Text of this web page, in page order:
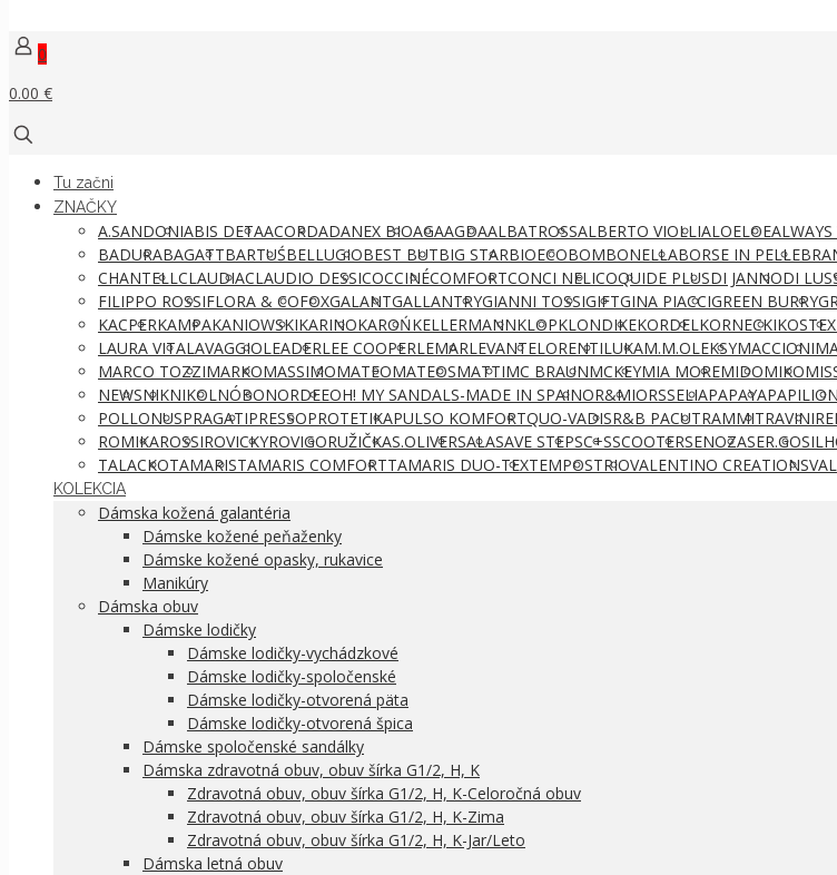
0
0.00 €
Tu začni
ZNAČKY
A.SANDONIABIS DETAACORDADANEX BIOAGAAGDAALBATROSSALBERTO VIOLLIALOELOE
BADURABAGATTBARTUŚBELLUGIOBEST BUTBIG STARBIOECOBOMBONELLABORSE IN PELLE
CHANTELLCLAUDIACLAUDIO DESSICOCCINÉCOMFORTCONCI NELICOQUIDE PLUSDI JANNODI
FILIPPO ROSSIFLORA & COFOXGALANTGALLANTRYGIANNI TOSSIGIFTGINA PIACCIGREEN BURRY
KACPERKAMPAKANIOWSKIKARINOKAROŃKELLERMANNKLOPKLONDIKEKORDELKORNECKIKOSTEX
LAURA VITALAVAGGIOLEADERLEE COOPERLEMARLEVANTELORENTILUKAM.M.OLEKSYMACCIONI
MARCO TOZZIMARKOMASSIMOMATEOMATEOSMATTIMC BRAUNMCKEYMIA MOREMIDOMIKO
NEWSNIKNIKOLNÓBONORDEEOH! MY SANDALS-MADE IN SPAINOR&MIORSSELIAPAPAYAPAPILION
POLLONUSPRAGATIPRESSOPROTETIKAPULSO KOMFORTQUO-VADISR&B PACUTRAMMITRAVINI
ROMIKAROSSIROVICKYROVIGORUŽIČKAS.OLIVERSALASAVE STEPSC+SSCOOTERSENOZASER.GO
TALACKOTAMARISTAMARIS COMFORTTAMARIS DUO-TEXTEMPOSTRIOVALENTINO CREATIONS
KOLEKCIA
Dámska kožená galantéria
Dámske kožené peňaženky
Dámske kožené opasky, rukavice
Manikúry
Dámska obuv
Dámske lodičky
Dámske lodičky-vychádzkové
Dámske lodičky-spoločenské
Dámske lodičky-otvorená päta
Dámske lodičky-otvorená špica
Dámske spoločenské sandálky
Dámska zdravotná obuv, obuv šírka G1/2, H, K
Zdravotná obuv, obuv šírka G1/2, H, K-Celoročná obuv
Zdravotná obuv, obuv šírka G1/2, H, K-Zima
Zdravotná obuv, obuv šírka G1/2, H, K-Jar/Leto
Dámska letná obuv